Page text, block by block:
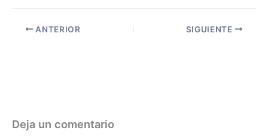
ANTERIOR SIGUIENTE
Deja un comentario